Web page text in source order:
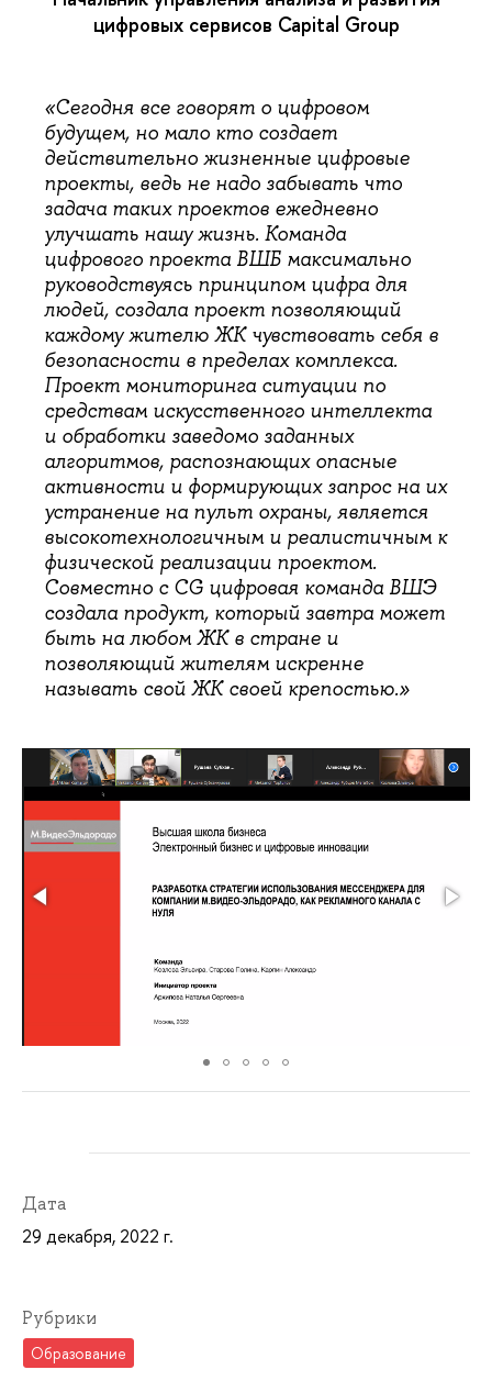
цифровых сервисов Capital Group
«Сегодня все говорят о цифровом
будущем, но мало кто создает
действительно жизненные цифровые
проекты, ведь не надо забывать что
задача таких проектов ежедневно
улучшать нашу жизнь. Команда
цифрового проекта ВШБ максимально
руководствуясь принципом цифра для
людей, создала проект позволяющий
каждому жителю ЖК чувствовать себя в
безопасности в пределах комплекса.
Проект мониторинга ситуации по
средствам искусственного интеллекта
и обработки заведомо заданных
алгоритмов, распознающих опасные
активности и формирующих запрос на их
устранение на пульт охраны, является
высокотехнологичным и реалистичным к
физической реализации проектом.
Совместно с CG цифровая команда ВШЭ
создала продукт, который завтра может
быть на любом ЖК в стране и
позволяющий жителям искренне
называть свой ЖК своей крепостью.»
Дата
29 декабря, 2022 г.
Рубрики
Образование